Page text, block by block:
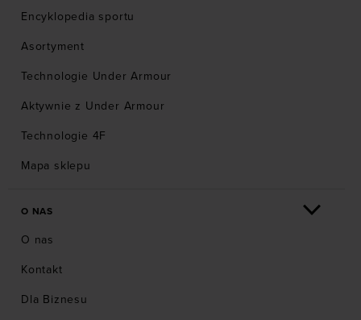
Encyklopedia sportu
Asortyment
Technologie Under Armour
Aktywnie z Under Armour
Technologie 4F
Mapa sklepu
O NAS
O nas
Kontakt
Dla Biznesu